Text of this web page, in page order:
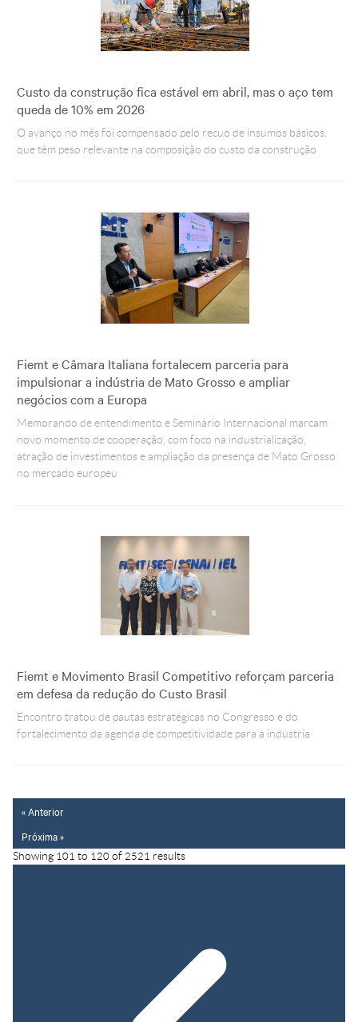
Custo da construção fica estável em abril, mas o aço tem
queda de 10% em 2026
O avanço no mês foi compensado pelo recuo de insumos básicos,
que têm peso relevante na composição do custo da construção
Fiemt e Câmara Italiana fortalecem parceria para
impulsionar a indústria de Mato Grosso e ampliar
negócios com a Europa
Memorando de entendimento e Seminário Internacional marcam
novo momento de cooperação, com foco na industrialização,
atração de investimentos e ampliação da presença de Mato Grosso
no mercado europeu
Fiemt e Movimento Brasil Competitivo reforçam parceria
em defesa da redução do Custo Brasil
Encontro tratou de pautas estratégicas no Congresso e do
fortalecimento da agenda de competitividade para a indústria
« Anterior
Próxima »
Showing 101 to 120 of 2521 results